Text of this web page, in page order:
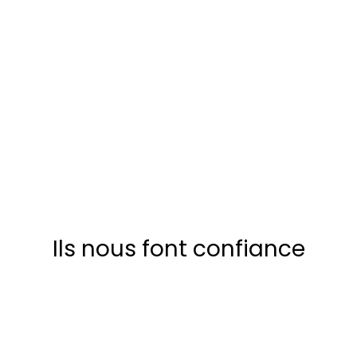
Ils nous font confiance